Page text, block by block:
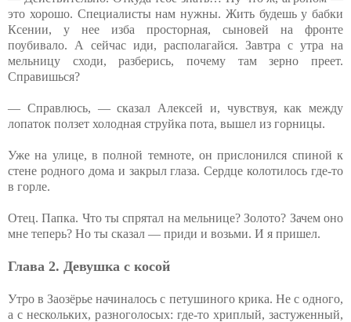
это хорошо. Специалисты нам нужны. Жить будешь у бабки
Ксении, у нее изба просторная, сыновей на фронте
поубивало. А сейчас иди, располагайся. Завтра с утра на
мельницу сходи, разберись, почему там зерно преет.
Справишься?
— Справлюсь, — сказал Алексей и, чувствуя, как между
лопаток ползет холодная струйка пота, вышел из горницы.
Уже на улице, в полной темноте, он прислонился спиной к
стене родного дома и закрыл глаза. Сердце колотилось где-то
в горле.
Отец. Папка. Что ты спрятал на мельнице? Золото? Зачем оно
мне теперь? Но ты сказал — приди и возьми. И я пришел.
Глава 2. Девушка с косой
Утро в Заозёрье начиналось с петушиного крика. Не с одного,
а с нескольких, разноголосых: где-то хриплый, застуженный,